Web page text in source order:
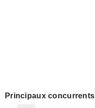
Principaux concurrents